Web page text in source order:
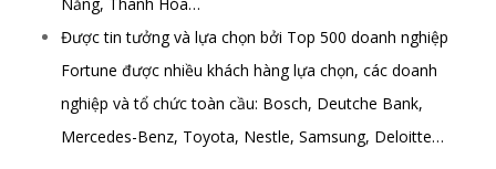
Được tin tưởng và lựa chọn bởi Top 500 doanh nghiệp
Fortune được nhiều khách hàng lựa chọn, các doanh
nghiệp và tổ chức toàn cầu: Bosch, Deutche Bank,
Mercedes-Benz, Toyota, Nestle, Samsung, Deloitte…